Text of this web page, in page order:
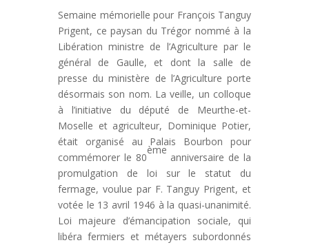
Semaine mémorielle pour François Tanguy
Prigent, ce paysan du Trégor nommé à la
Libération ministre de l’Agriculture par le
général de Gaulle, et dont la salle de
presse du ministère de l’Agriculture porte
désormais son nom. La veille, un colloque
à l’initiative du député de Meurthe-et-
Moselle et agriculteur, Dominique Potier,
était organisé au Palais Bourbon pour
commémorer le 80
ème
anniversaire de la
promulgation de loi sur le statut du
fermage, voulue par F. Tanguy Prigent, et
votée le 13 avril 1946 à la quasi-unanimité.
Loi majeure d’émancipation sociale, qui
libéra fermiers et métayers subordonnés